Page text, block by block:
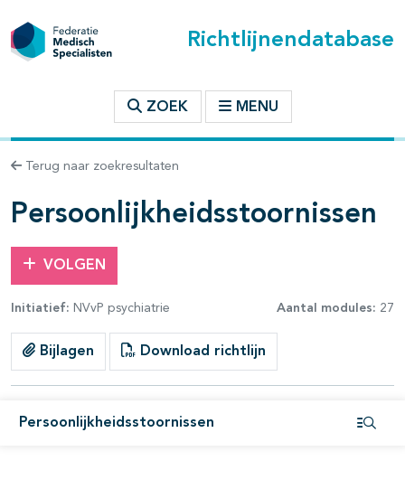
Richtlijnendatabase
ZOEK MENU
Terug naar zoekresultaten
Persoonlijkheidsstoornissen
VOLGEN
Initiatief: NVvP psychiatrie Aantal modules: 27
Bijlagen Download richtlijn
Persoonlijkheidsstoornissen
binnen deze richtlijn